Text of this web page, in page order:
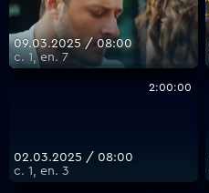
09.03.2025 / 08:00
с. 1, еп. 7
2:00:00
02.03.2025 / 08:00
с. 1, еп. 3